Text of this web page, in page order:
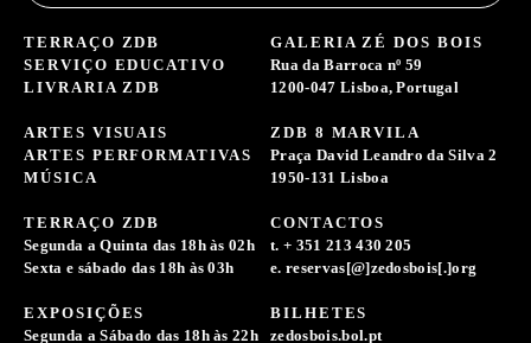
TERRAÇO ZDB
SERVIÇO EDUCATIVO
LIVRARIA ZDB
ARTES VISUAIS
ARTES PERFORMATIVAS
MÚSICA
GALERIA ZÉ DOS BOIS
Rua da Barroca nº 59
1200-047 Lisboa, Portugal
ZDB 8 MARVILA
Praça David Leandro da Silva 2
1950-131 Lisboa
TERRAÇO ZDB
Segunda a Quinta das 18h às 02h
Sexta e sábado das 18h às 03h
EXPOSIÇÕES
Segunda a Sábado das 18h às 22h
CONTACTOS
t. + 351 213 430 205
e. reservas[@]zedosbois[.]org
BILHETES
zedosbois.bol.pt